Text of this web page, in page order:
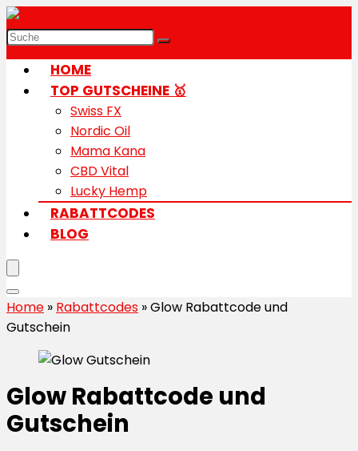
HOME
TOP GUTSCHEINE 🥇
Swiss FX
Nordic Oil
Mama Kana
CBD Vital
Lucky Hemp
RABATTCODES
BLOG
Home » Rabattcodes »Glow Rabattcode und
Gutschein
Glow Rabattcode und
Gutschein